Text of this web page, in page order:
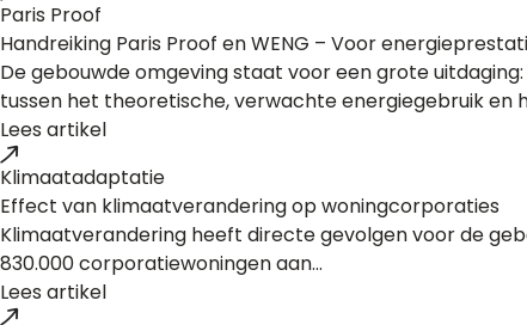
Paris Proof
Handreiking Paris Proof en WENG – Voor
De gebouwde omgeving staat voor een grote
tussen het theoretische, verwachte energiegebruik en
Lees artikel
Klimaatadaptatie
Effect van klimaatverandering op woningcorporaties
Klimaatverandering heeft directe gevolgen voor de
830.000 corporatiewoningen aan...
Lees artikel